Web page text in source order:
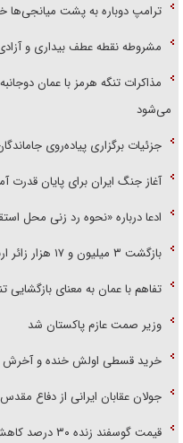
ترامپ دوباره به پشت میانجی‌ها
مشروطه نقطه عطف بیداری و
مذاکرات تنگه هرمز با عمان
می‌شود
جزئیات برگزاری پیاده‌روی
آغاز جنگ ایران برای پایان قدرت
ادعا درباره «نحوه رد زنی محل
بازگشت ۳ میلیون و ۱۷ هزار زائر اربعین به کشور
تفاهم با عمان به معنای
وزیر صمت عازم پاکستان شد
خرید قسطی اولش خنده و آخرش
جولان عقابان ایرانی از دفاع
قیمت گوسفند زنده ۳۰ درصد کاهش یافت؛ گوشت ارزان نشد